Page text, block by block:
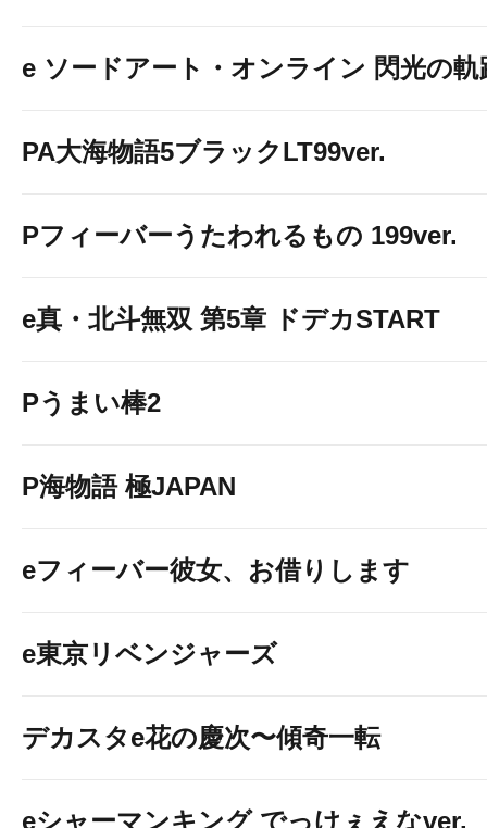
e ソードアート・オンライン 閃光の軌
PA大海物語5ブラックLT99ver.
Pフィーバーうたわれるもの 199ver.
e真・北斗無双 第5章 ドデカSTART
Pうまい棒2
P海物語 極JAPAN
eフィーバー彼女、お借りします
e東京リベンジャーズ
デカスタe花の慶次〜傾奇一転
eシャーマンキング でっけぇえなver.